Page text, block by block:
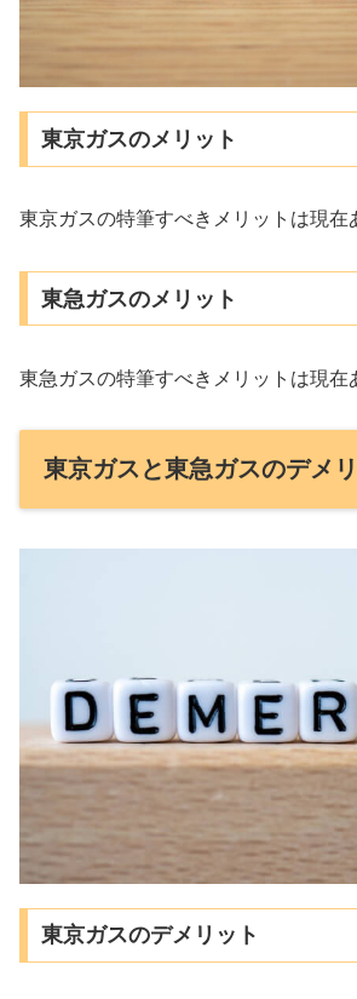
東京ガスのメリット
東京ガスの特筆すべきメリットは現在
東急ガスのメリット
東急ガスの特筆すべきメリットは現在
東京ガスと東急ガスのデメ
東京ガスのデメリット